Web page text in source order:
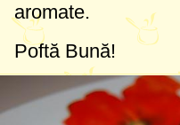
aromate.
Poftă Bună!